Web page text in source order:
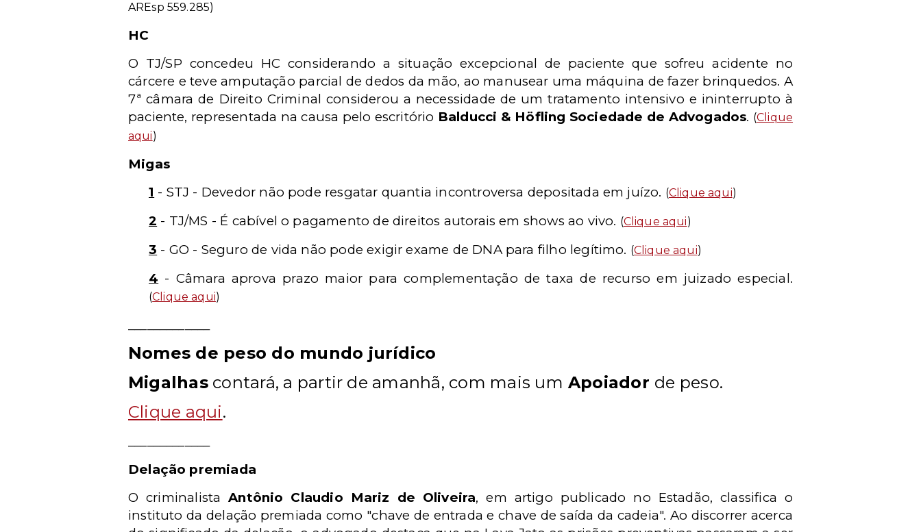
AREsp 559.285)
HC
O TJ/SP concedeu HC considerando a situação excepcional de paciente que sofreu acidente no
cárcere e teve amputação parcial de dedos da mão, ao manusear uma máquina de fazer brinquedos. A
7ª câmara de Direito Criminal considerou a necessidade de um tratamento intensivo e ininterrupto à
paciente, representada na causa pelo escritório Balducci & Höfling Sociedade de Advogados. (Clique
aqui)
Migas
1 - STJ - Devedor não pode resgatar quantia incontroversa depositada em juízo. (Clique aqui)
2 - TJ/MS - É cabível o pagamento de direitos autorais em shows ao vivo. (Clique aqui)
3 - GO - Seguro de vida não pode exigir exame de DNA para filho legítimo. (Clique aqui)
4 - Câmara aprova prazo maior para complementação de taxa de recurso em juizado especial.
(Clique aqui)
Nomes de peso do mundo jurídico
Migalhascontará, a partir de amanhã, com mais um Apoiador de peso.
Clique aqui.
Delação premiada
O criminalistaAntônio Claudio Mariz de Oliveira, em artigo publicado no Estadão, classifica o
instituto da delação premiada como "chave de entrada e chave de saída da cadeia". Ao discorrer acerca